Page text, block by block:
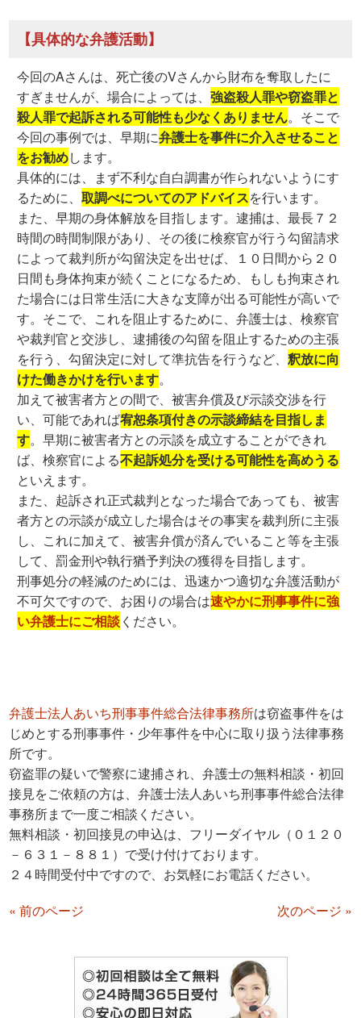
【具体的な弁護活動】
今回のAさんは、死亡後のVさんから財布を奪取したに
すぎませんが、場合によっては、強盗殺人罪や窃盗罪と
殺人罪で起訴される可能性も少なくありません。そこで
今回の事例では、早期に弁護士を事件に介入させること
をお勧めします。
具体的には、まず不利な自白調書が作られないようにす
るために、取調べについてのアドバイスを行います。
また、早期の身体解放を目指します。逮捕は、最長７２
時間の時間制限があり、その後に検察官が行う勾留請求
によって裁判所が勾留決定を出せば、１０日間から２０
日間も身体拘束が続くことになるため、もしも拘束され
た場合には日常生活に大きな支障が出る可能性が高いで
す。そこで、これを阻止するために、弁護士は、検察官
や裁判官と交渉し、逮捕後の勾留を阻止するための主張
を行う、勾留決定に対して準抗告を行うなど、釈放に向
けた働きかけを行います。
加えて被害者方との間で、被害弁償及び示談交渉を行
い、可能であれば宥恕条項付きの示談締結を目指しま
す。早期に被害者方との示談を成立することができれ
ば、検察官による不起訴処分を受ける可能性を高めうる
といえます。
また、起訴され正式裁判となった場合であっても、被害
者方との示談が成立した場合はその事実を裁判所に主張
し、これに加えて、被害弁償が済んでいること等を主張
して、罰金刑や執行猶予判決の獲得を目指します。
刑事処分の軽減のためには、迅速かつ適切な弁護活動が
不可欠ですので、お困りの場合は速やかに刑事事件に強
い弁護士にご相談ください。
弁護士法人あいち刑事事件総合法律事務所は窃盗事件をは
じめとする刑事事件・少年事件を中心に取り扱う法律事務
所です。
窃盗罪の疑いで警察に逮捕され、弁護士の無料相談・初回
接見をご依頼の方は、弁護士法人あいち刑事事件総合法律
事務所まで一度ご相談ください。
無料相談・初回接見の申込は、フリーダイヤル（０１２０
－６３１－８８１）で受け付けております。
２４時間受付中ですので、お気軽にお電話ください。
« 前のページ
次のページ »